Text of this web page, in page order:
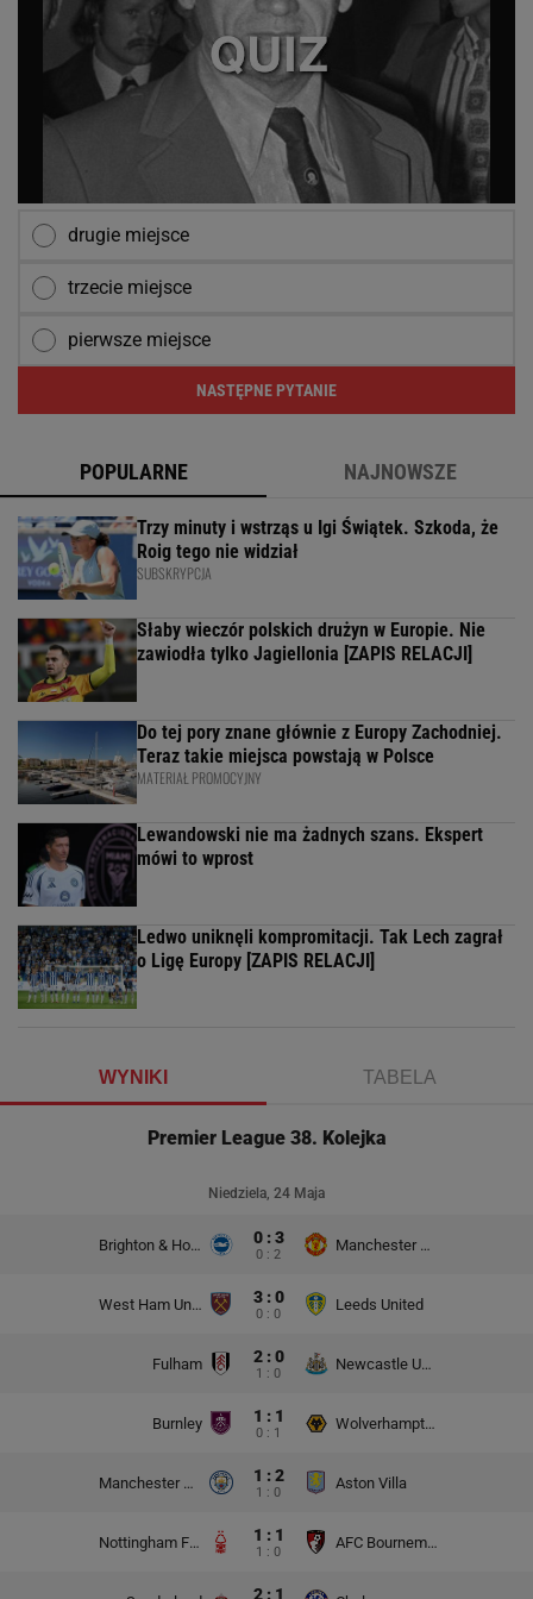
drugie miejsce
trzecie miejsce
pierwsze miejsce
NASTĘPNE PYTANIE
POPULARNE NAJNOWSZE
Trzy minuty i wstrząs u Igi Świątek. Szkoda, że
Roig tego nie widział
SUBSKRYPCJA
Słaby wieczór polskich drużyn w Europie. Nie
zawiodła tylko Jagiellonia [ZAPIS RELACJI]
Do tej pory znane głównie z Europy Zachodniej.
Teraz takie miejsca powstają w Polsce
MATERIAŁ PROMOCYJNY
Lewandowski nie ma żadnych szans. Ekspert
mówi to wprost
Ledwo uniknęli kompromitacji. Tak Lech zagrał
o Ligę Europy [ZAPIS RELACJI]
WYNIKI TABELA
Premier League 38. Kolejka
Niedziela, 24 Maja
Brighton & Hove Albion 0 : 3
0 : 2
Manchester United
West Ham United 3 : 0
0 : 0
Leeds United
Fulham 2 : 0
1 : 0
Newcastle United
Burnley 1 : 1
0 : 1
Wolverhampton Wanderers
Manchester City 1 : 2
1 : 0
Aston Villa
Nottingham Forest 1 : 1
1 : 0
AFC Bournemouth
2 : 1